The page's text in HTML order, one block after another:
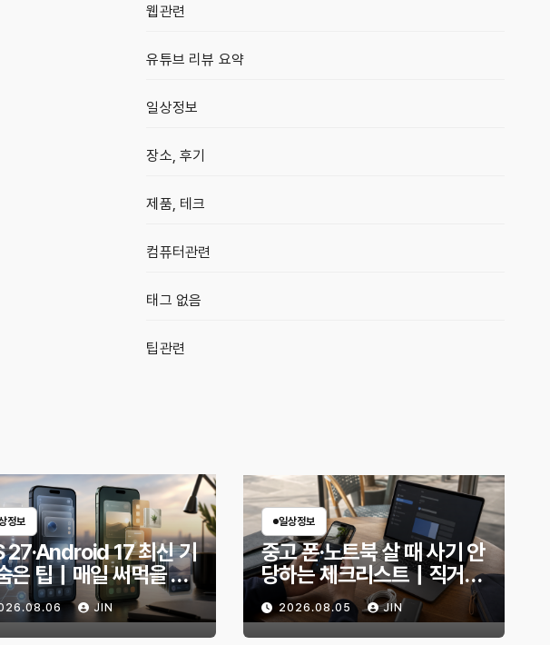
웹관련
유튜브 리뷰 요약
일상정보
장소, 후기
제품, 테크
컴퓨터관련
태그 없음
팁관련
정보
27·Android 17 최신 기
은 팁｜매일 써먹을 만
능만 골랐다
JIN
일상정보
중고 폰·노트북 살 때 사기 안
당하는 체크리스트｜직거래
전 무엇을 확인해야 할까?
2026.08.05 JIN